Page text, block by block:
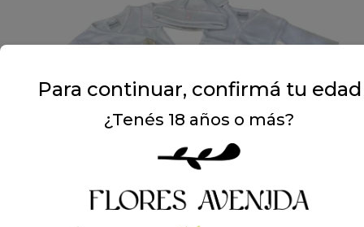
Para continuar, confirmá tu edad
¿Tenés 18 años o más?